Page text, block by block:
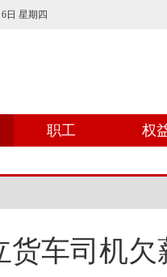
日 星期四
职工 权
货车司机